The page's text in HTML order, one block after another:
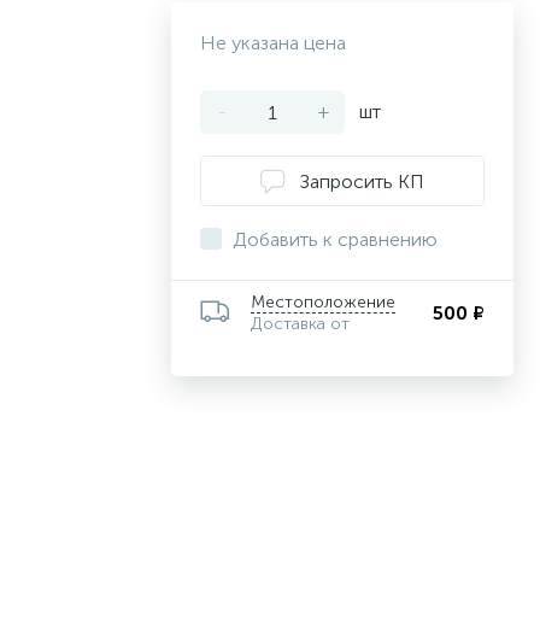
Не указана цена
- + шт
Запросить КП
Добавить к сравнению
Местоположение
Доставка от
500 ₽